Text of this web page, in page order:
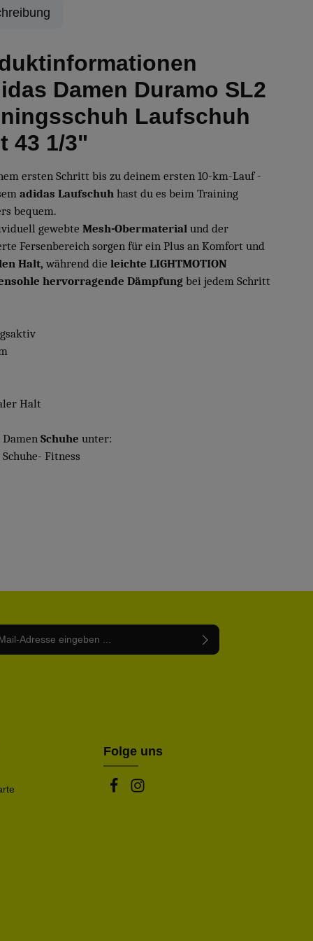
Damen Duramo SL2
Laufschuh
43 1/3"
ersten Schritt bis zu deinem ersten 10-km-Lauf -
adidas Laufschuh hast du es beim Training
bequem.
gewebte Mesh-Obermaterial und der
Fersenbereich sorgen für ein Plus an Komfort und
Halt, während die leichte LIGHTMOTION
hervorragende Dämpfung bei jedem Schritt
Halt
Schuhe unter:
Fitness
Folge uns